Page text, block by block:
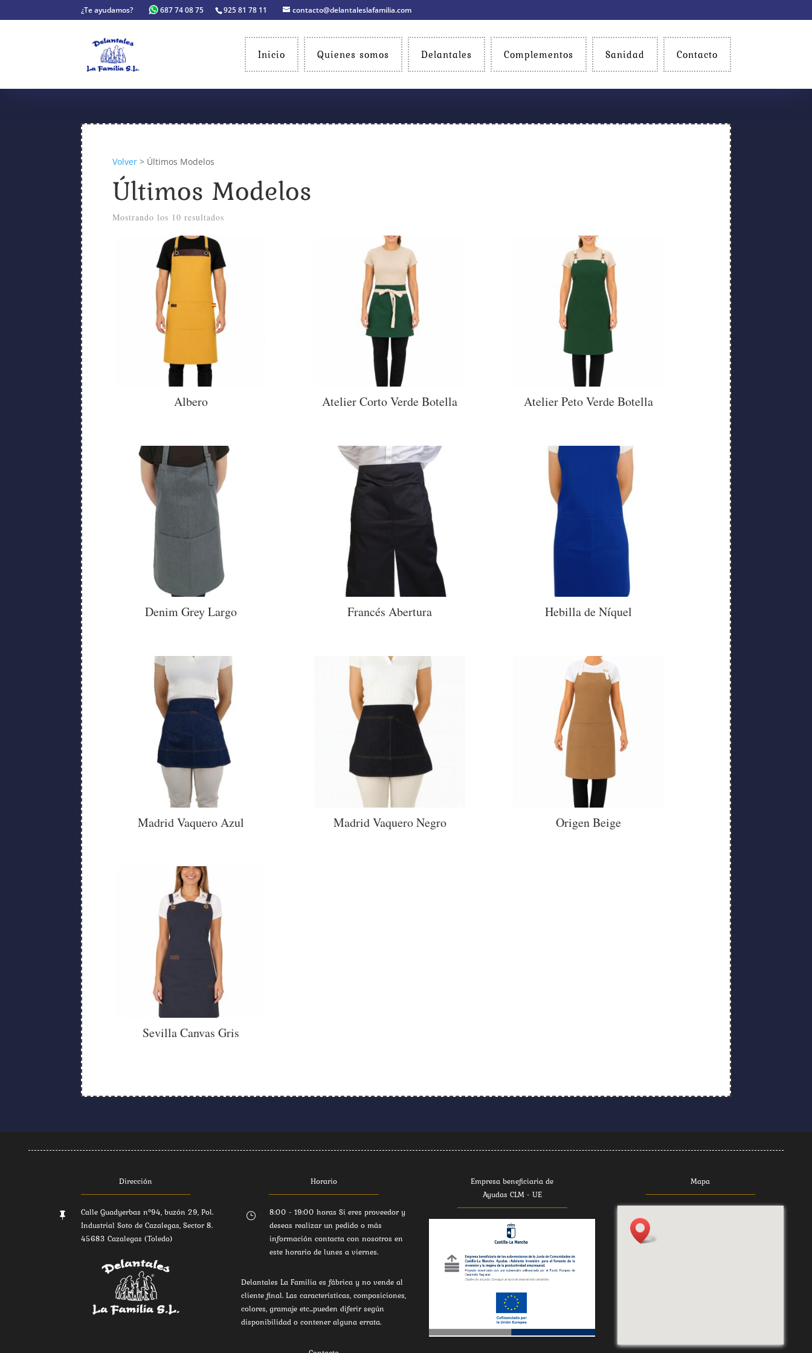
¿Te ayudamos? 687 74 08 75 925 81 78 11 contacto@delantaleslafamilia.com
Inicio Quienes somos Delantales Complementos Sanidad Contacto
Volver> Últimos Modelos
Últimos Modelos
Mostrando los 10 resultados
Albero Atelier Corto Verde Botella Atelier Peto Verde Botella
Denim Grey Largo Francés Abertura Hebilla de Níquel
Madrid Vaquero Azul Madrid Vaquero Negro Origen Beige
Sevilla Canvas Gris
Dirección

Calle Guadyerbas nº94, buzón 29, Pol.
Industrial Soto de Cazalegas, Sector 8.
45683 Cazalegas (Toledo)
Horario
}
8:00 - 19:00 horas Si eres proveedor y
deseas realizar un pedido o más
información contacta con nosotros en
este horario de lunes a viernes.
Delantales La Familia es fábrica y no vende al
cliente final. Las características, composiciones,
colores, gramaje etc...pueden diferir según
disponibilidad o contener alguna errata.
Empresa beneficiaria de
Ayudas CLM - UE
Mapa